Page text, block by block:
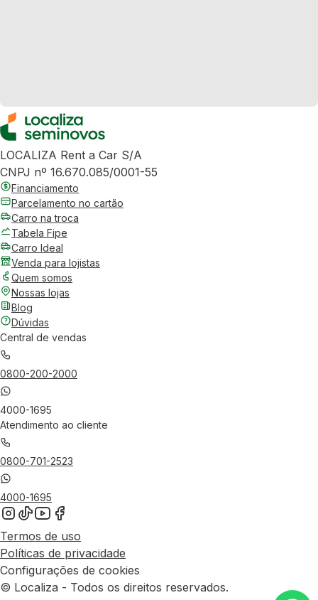
LOCALIZA Rent a Car S/A
CNPJ nº 16.670.085/0001-55
Financiamento
Parcelamento no cartão
Carro na troca
Tabela Fipe
Carro Ideal
Venda para lojistas
Quem somos
Nossas lojas
Blog
Dúvidas
Central de vendas
0800-200-2000
4000-1695
Atendimento ao cliente
0800-701-2523
4000-1695
Termos de uso
Políticas de privacidade
Configurações de cookies
© Localiza - Todos os direitos reservados.